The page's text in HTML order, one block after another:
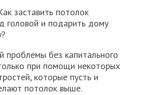
заставить потолок
головой и подарить дому
проблемы без капитального
при помощи некоторых
которые пусть и
потолок выше.